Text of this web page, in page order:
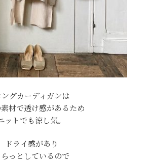
ングカーディガンは
材で透け感があるため
ットでも涼し気。
ドライ感があり
らっとしているので